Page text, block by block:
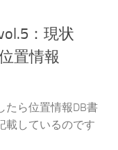
：現状
置情報
たら位置情報DB書
載しているのです